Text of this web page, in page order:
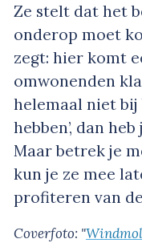
Ze stelt dat het
onderop moet
zegt: hier komt
omwonenden
helemaal niet bij
hebben’, dan
Maar betrek je
kun je ze mee
profiteren van
Coverfoto: "